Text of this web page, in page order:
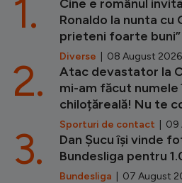
Cine e românul
Ronaldo la nunta cu
prieteni foarte buni”
Diverse | 08 August
1.
Atac devastator la
mi-am făcut numele
chiloțăreală! Nu te
Sporturi de contact | 09
2.
Dan Șucu își vinde
Bundesliga pentru
Bundesliga | 07 August
3.